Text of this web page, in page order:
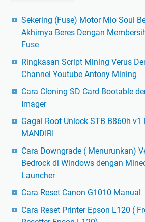
Sekering (Fuse) Motor Mio Soul
Akhirnya Beres Dengan
Fuse
Ringkasan Script Mining Verus
Channel Youtube Antony Mining
Cara Cloning SD Card Bootable
Imager
Gagal Root Unlock STB B860h v1
MANDIRI
Cara Downgrade ( Menurunkan)
Bedrock di Windows dengan
Launcher
Cara Reset Canon G1010 Manual
Cara Reset Printer Epson L120 (